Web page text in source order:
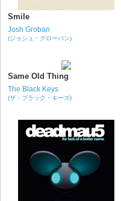
Smile
Josh Groban
(ジョシュ・グローバン)
Same Old Thing
The Black Keys
(ザ・ブラック・キーズ)